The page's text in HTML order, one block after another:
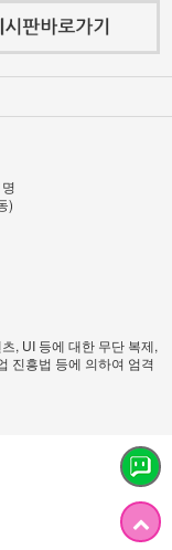
)
, UI 등에 대한 무단 복제,
진흥법 등에 의하여 엄격